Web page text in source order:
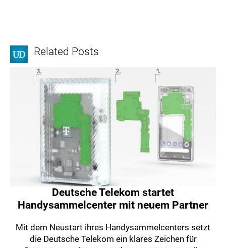
Related Posts
Deutsche Telekom startet
Handysammelcenter mit neuem Partner
Mit dem Neustart ihres Handysammelcenters setzt
die Deutsche Telekom ein klares Zeichen für